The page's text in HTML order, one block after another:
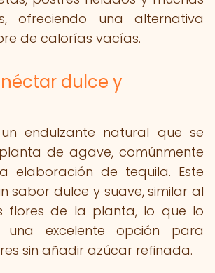
ofreciendo una alternativa
de calorías vacías.
dulce y
endulzante natural que se
de agave, comúnmente
elaboración de tequila. Este
sabor dulce y suave, similar al
flores de la planta, lo que lo
una excelente opción para
sin añadir azúcar refinada.